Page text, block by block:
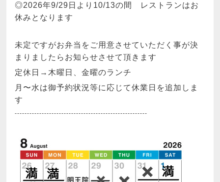
◎2026年9/29日より10/13の間 レストランはお
休みとなります
未定ですがお弁当をご用意させていただく事が決
まりましたらお知らせさせて頂きます
定休日→木曜日、金曜のランチ
月〜水は御予約状況等に応じて休業日を追加しま
す
------------------------------------------------------